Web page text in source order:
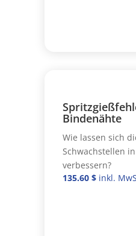
Bindenähte
Wie lassen sich
Schwachstellen
verbessern?
135.60 $